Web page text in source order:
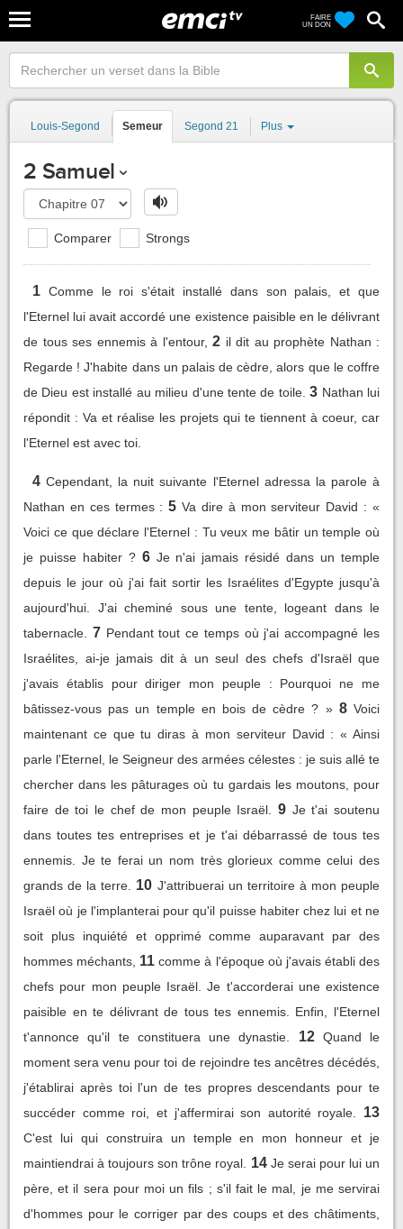
FAIRE
UN DON
Louis-Segond Semeur Segond 21 Plus
2 Samuel
Comparer Strongs
1 Comme le roi s'était installé dans son palais, et que
l'Eternel lui avait accordé une existence paisible en le délivrant
de tous ses ennemis à l'entour, 2 il dit au prophète Nathan :
Regarde ! J'habite dans un palais de cèdre, alors que le coffre
de Dieu est installé au milieu d'une tente de toile. 3 Nathan lui
répondit : Va et réalise les projets qui te tiennent à coeur, car
l'Eternel est avec toi.
4 Cependant, la nuit suivante l'Eternel adressa la parole à
Nathan en ces termes : 5 Va dire à mon serviteur David : «
Voici ce que déclare l'Eternel : Tu veux me bâtir un temple où
je puisse habiter ? 6 Je n'ai jamais résidé dans un temple
depuis le jour où j'ai fait sortir les Israélites d'Egypte jusqu'à
aujourd'hui. J'ai cheminé sous une tente, logeant dans le
tabernacle.
7 Pendant tout ce temps où j'ai accompagné les
Israélites, ai-je jamais dit à un seul des chefs d'Israël que
j'avais établis pour diriger mon peuple : Pourquoi ne me
bâtissez-vous pas un temple en bois de cèdre ? » 8 Voici
maintenant ce que tu diras à mon serviteur David : « Ainsi
parle l'Eternel, le Seigneur des armées célestes : je suis allé te
chercher dans les pâturages où tu gardais les moutons, pour
faire de toi le chef de mon peuple Israël.
9 Je t'ai soutenu
dans toutes tes entreprises et je t'ai débarrassé de tous tes
ennemis. Je te ferai un nom très glorieux comme celui des
grands de la terre.
10 J'attribuerai un territoire à mon peuple
Israël où je l'implanterai pour qu'il puisse habiter chez lui et ne
soit plus inquiété et opprimé comme auparavant par des
hommes méchants, 11 comme à l'époque où j'avais établi des
chefs pour mon peuple Israël. Je t'accorderai une existence
paisible en te délivrant de tous tes ennemis. Enfin, l'Eternel
t'annonce qu'il te constituera une dynastie.
12 Quand le
moment sera venu pour toi de rejoindre tes ancêtres décédés,
j'établirai après toi l'un de tes propres descendants pour te
succéder comme roi, et j'affermirai son autorité royale.
13
C'est lui qui construira un temple en mon honneur et je
maintiendrai à toujours son trône royal.
14 Je serai pour lui un
père, et il sera pour moi un fils ; s'il fait le mal, je me servirai
d'hommes pour le corriger par des coups et des châtiments,